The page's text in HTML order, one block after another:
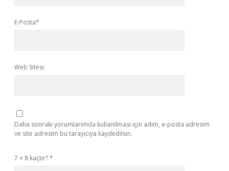
E-Posta*
Web Sitesi
Daha sonraki yorumlarımda kullanılması için adım, e-posta adresim
ve site adresim bu tarayıcıya kaydedilsin.
7 + 8 kaçtır?*